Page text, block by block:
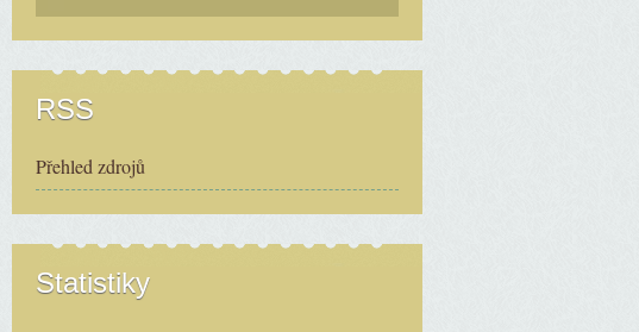
RSS
Přehled zdrojů
Statistiky